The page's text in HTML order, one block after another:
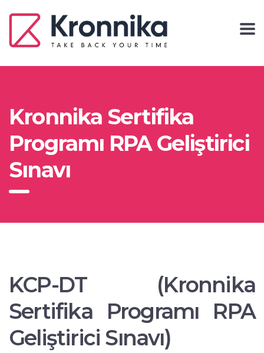
Kronnika Sertifika
Programı RPA Geliştirici
Sınavı
KCP-DT (Kronnika
Sertifika Programı RPA
Geliştirici Sınavı)